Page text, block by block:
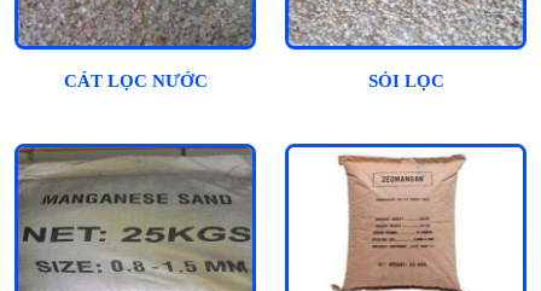
CÁT LỌC NƯỚC SỎI LỌC